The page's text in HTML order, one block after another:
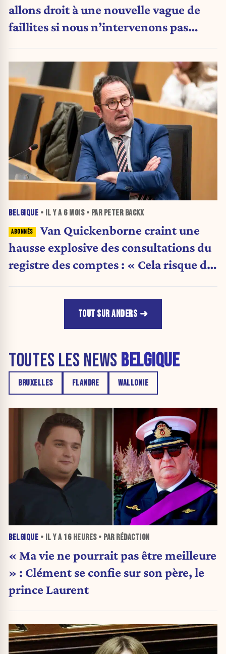
allons droit à une nouvelle vague de
faillites si nous n’intervenons pas
BELGIQUE • IL Y A 6 MOIS• PAR PETER BACKX
Van Quickenborne craint une
hausse explosive des consultations du
registre des comptes : « Cela risque de
TOUT SUR ANDERS
TOUTES LES NEWS BELGIQUE
BRUXELLES FLANDRE WALLONIE
BELGIQUE • IL Y A 16 HEURES• PAR RÉDACTION
« Ma vie ne pourrait pas être meilleure
» : Clément se confie sur son père, le
prince Laurent